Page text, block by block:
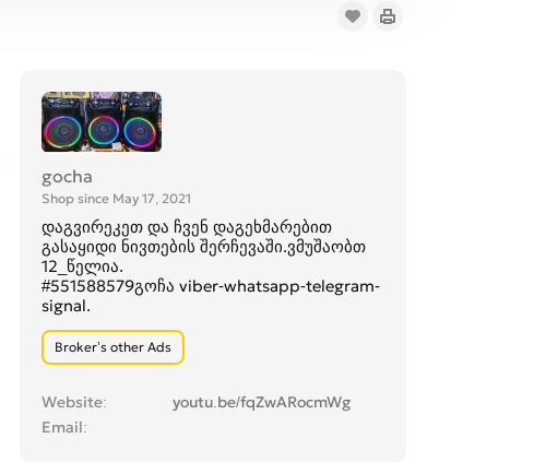
gocha
Shop since May 17, 2021
დაგვირეკეთ და ჩვენ დაგეხმარებით
გასაყიდი ნივთების შერჩევაში.ვმუშაობთ
12_წელია.
#551588579გოჩა viber-whatsapp-telegram-
signal.
Broker’s other Ads
Website
youtu.be/fqZwARocmWg
Email